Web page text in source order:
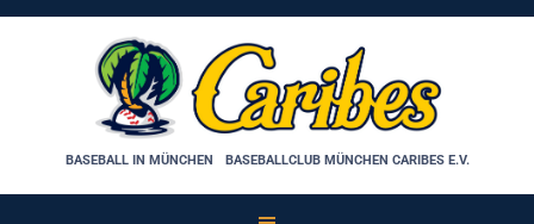
Skip
BASEBALL IN MÜNCHEN BASEBALLCLUB MÜNCHEN CARIBES E.V.